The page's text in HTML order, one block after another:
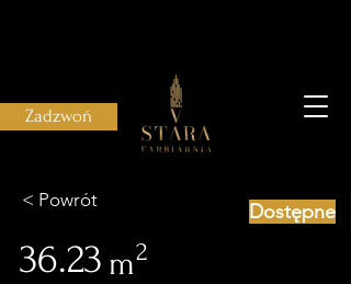
Zadzwoń
< Powrót
36.23 m
Dostępne
2